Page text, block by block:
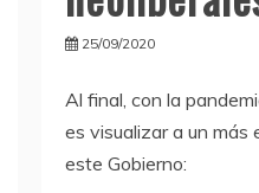
25/09/2020
Al final, con la
es visualizar a un más
este Gobierno: